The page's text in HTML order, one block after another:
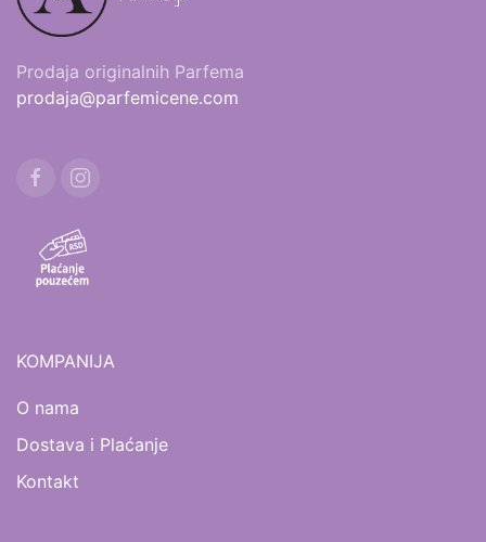
Prodaja originalnih Parfema
prodaja@parfemicene.com
KOMPANIJA
O nama
Dostava i Plaćanje
Kontakt